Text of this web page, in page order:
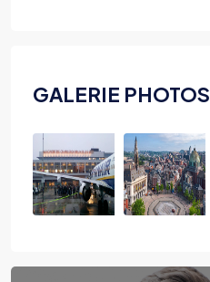
GALERIE PHOTOS